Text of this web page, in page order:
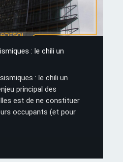
: le chili un
: le chili un
principal des
est de ne constituer
occupants (et pour